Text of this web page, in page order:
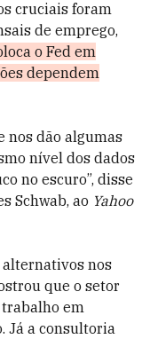
cruciais foram
de emprego,
o Fed em
dependem
nos dão algumas
nível dos dados
no escuro”, disse
Schwab, ao Yahoo
alternativos nos
que o setor
em
Já a consultoria